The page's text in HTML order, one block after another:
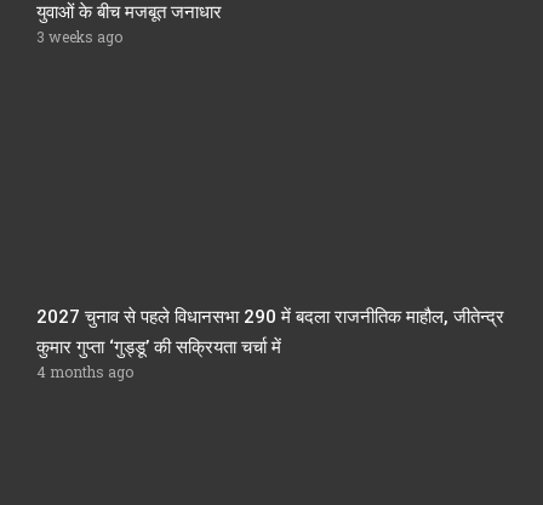
युवाओं के बीच मजबूत जनाधार
3 weeks ago
2027 चुनाव से पहले विधानसभा 290 में बदला राजनीतिक माहौल, जीतेन्द्र
कुमार गुप्ता ‘गुड्डू’ की सक्रियता चर्चा में
4 months ago